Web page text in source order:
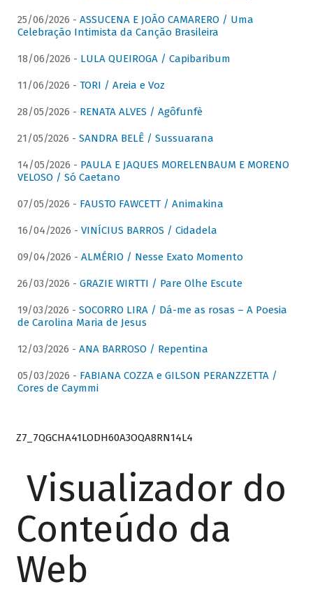
25/06/2026 - ASSUCENA E JOÃO CAMARERO / Uma
Celebração Intimista da Canção Brasileira
18/06/2026 - LULA QUEIROGA / Capibaribum
11/06/2026 - TORI / Areia e Voz
28/05/2026 - RENATA ALVES / Agôfunfè
21/05/2026 - SANDRA BELÊ / Sussuarana
14/05/2026 - PAULA E JAQUES MORELENBAUM E MORENO
VELOSO / Só Caetano
07/05/2026 - FAUSTO FAWCETT / Animakina
16/04/2026 - VINÍCIUS BARROS / Cidadela
09/04/2026 - ALMÉRIO / Nesse Exato Momento
26/03/2026 - GRAZIE WIRTTI / Pare Olhe Escute
19/03/2026 - SOCORRO LIRA / Dá-me as rosas – A Poesia
de Carolina Maria de Jesus
12/03/2026 - ANA BARROSO / Repentina
05/03/2026 - FABIANA COZZA e GILSON PERANZZETTA /
Cores de Caymmi
Z7_7QGCHA41LODH60A3OQA8RN14L4
Visualizador do
Conteúdo da
Web